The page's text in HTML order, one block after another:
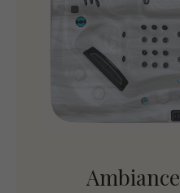
Ambiance